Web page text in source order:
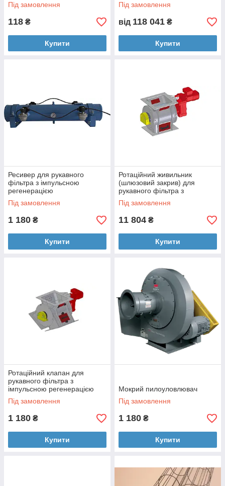
Під замовлення
118 ₴
Купити
Під замовлення
від 118 041 ₴
Купити
Ресивер для рукавного
фільтра з імпульсною
регенерацією
Під замовлення
1 180 ₴
Купити
Ротаційний живильник
(шлюзовий закрив) для
рукавного фільтра з
імпульсною регенерацією
Під замовлення
11 804 ₴
Купити
Ротаційний клапан для
рукавного фільтра з
імпульсною регенерацією
Під замовлення
1 180 ₴
Купити
Мокрий пилоуловлювач
Під замовлення
1 180 ₴
Купити